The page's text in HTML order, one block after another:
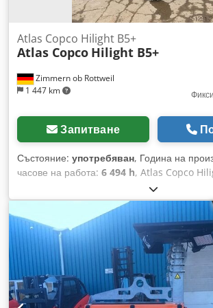
Zimmern ob Rottweil
1 447 km
Atlas Copco Hilight B5+
Atlas Copco Hilight B5+
Запитване
Състояние: употребяван, Година на
часове на работа: 6 494 h, Atlas Copco
производство: 2016 Работни часове: 6
R Atzogof LED осветление: 4 × 350 W
m² Тегло: 981 кг